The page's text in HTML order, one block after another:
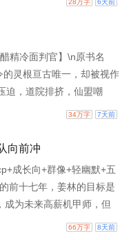
28万字 6天前
精冷面判官】\n原书名
的灵根亘古唯一，却被视作
迫，道院排挤，仙盟嘲
亡神」之名搅动风云，凶
婚夫，目光转向权势滔天
令眼睫微抬，他包庇、纵
面不改色捏
34万字 7天前
向前冲
成长向+群像+轻幽默+五
前十七年，姜林的目标是
成为未来高薪机甲师，但
她前往黎明军校，走上了
66万字 8天前